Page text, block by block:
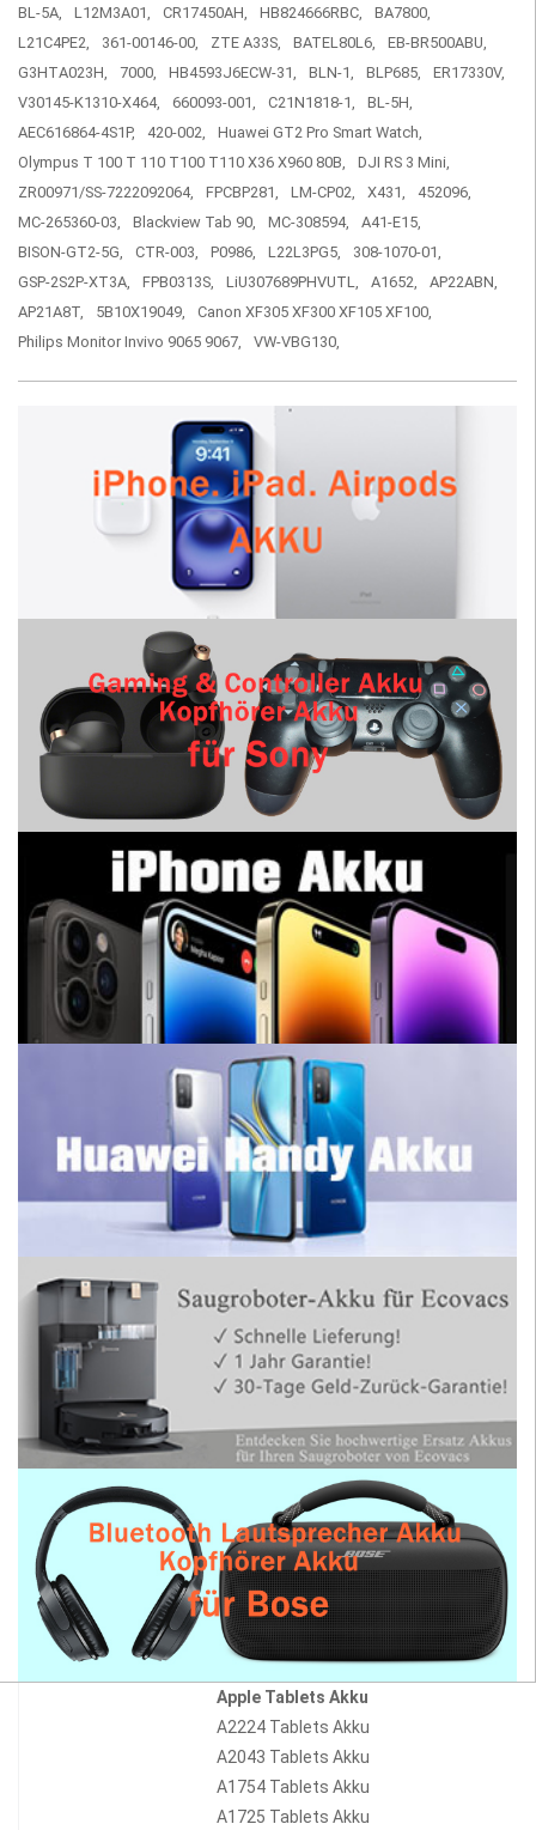
BL-5A, L12M3A01, CR17450AH, HB824666RBC,
BA7800,
L21C4PE2,
361-00146-00, ZTE A33S, BATEL80L6,
EB-BR500ABU,
G3HTA023H,
7000, HB4593J6ECW-31, BLN-1, BLP685,
ER17330V,
V30145-K1310-X464,
660093-001, C21N1818-1,
BL-5H,
AEC616864-4S1P,
420-002,
Huawei GT2 Pro Smart Watch,
Olympus T 100 T 110 T100 T110 X36 X960 80B,
DJI RS 3 Mini,
ZR00971/SS-7222092064,
FPCBP281, LM-CP02, X431,
452096,
MC-265360-03,
Blackview Tab 90, MC-308594,
A41-E15,
BISON-GT2-5G,
CTR-003, P0986, L22L3PG5,
308-1070-01,
GSP-2S2P-XT3A,
FPB0313S, LiU307689PHVUTL, A1652,
AP22ABN,
AP21A8T,
5B10X19049,
Canon XF305 XF300 XF105 XF100,
Philips Monitor Invivo 9065 9067,
VW-VBG130,
Apple Tablets Akku
A2224 Tablets Akku
A2043 Tablets Akku
A1754 Tablets Akku
A1725 Tablets Akku